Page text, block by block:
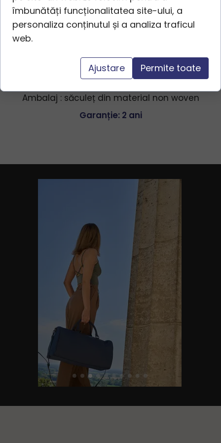
Specificații
Dimensiune : 46 x 23 x 24 cm
Material : poliuretan
Ambalaj : săculeț din material non woven
Garanție: 2 ani
îmbunătăți funcționalitatea site-ului, a
personaliza conținutul și a analiza traficul
web.
Ajustare Permite toate